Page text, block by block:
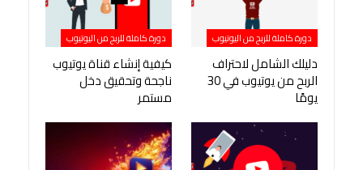
دورة كاملة للربح من اليوتيوب
دليلك الشامل لاحتراف
الربح من يوتيوب في 30
يومًا
دورة كاملة للربح من اليوتيوب
كيفية إنشاء قناة يوتيوب
ناجحة وتحقيق دخل
مستمر